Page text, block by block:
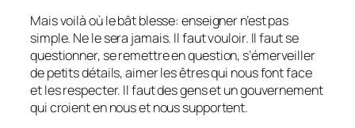
Mais voilà où le bât blesse: enseigner n’est pas
simple. Ne le sera jamais. Il faut vouloir. Il faut se
questionner, se remettre en question, s’émerveiller
de petits détails, aimer les êtres qui nous font face
et les respecter. Il faut des gens et un gouvernement
qui croient en nous et nous supportent.